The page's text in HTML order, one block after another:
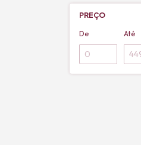
PREÇO
De Até